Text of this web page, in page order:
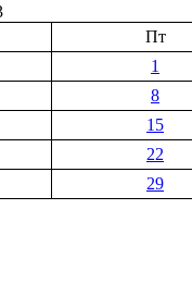
Пт
1
8
15
22
29